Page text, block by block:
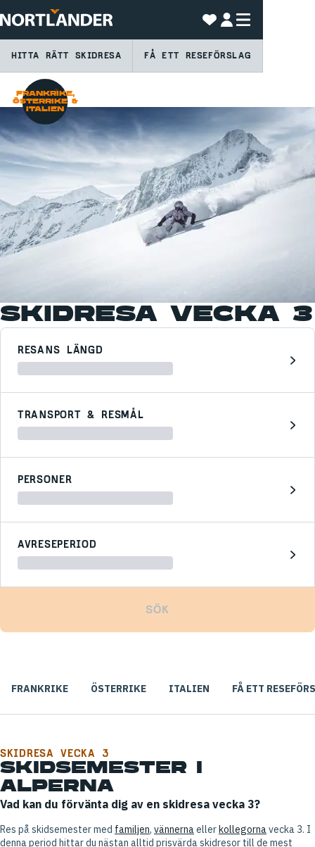
HITTA RÄTT SKIDRESA FÅ ETT RESEFÖRSLAG
FRANKRIKE,
ÖSTERRIKE &
ITALIEN
SKIDRESA VECKA 3
RESANS LÄNGD
TRANSPORT & RESMÅL
PERSONER
AVRESEPERIOD
SÖK
FRANKRIKE ÖSTERRIKE ITALIEN FÅ ETT
SKIDRESA VECKA 3
SKIDSEMESTER I
ALPERNA
Vad kan du förvänta dig av en skidresa vecka 3?
Res på skidsemester med familjen, vännernaellerkollegornavecka 3. I
denna period hittar du nästan alltid prisvärda skidresor till de mest